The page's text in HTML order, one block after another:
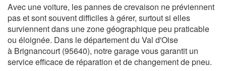
Avec une voiture, les pannes de crevaison ne préviennent
pas et sont souvent difficiles à gérer, surtout si elles
surviennent dans une zone géographique peu praticable
ou éloignée. Dans le département du Val d'Oise
à Brignancourt (95640), notre garage vous garantit un
service efficace de réparation et de changement de pneu.